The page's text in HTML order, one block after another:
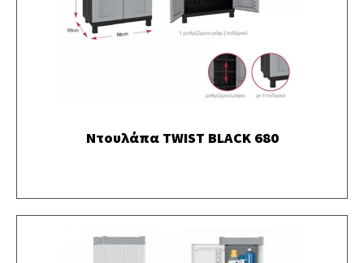
Ντουλάπα TWIST BLACK 680